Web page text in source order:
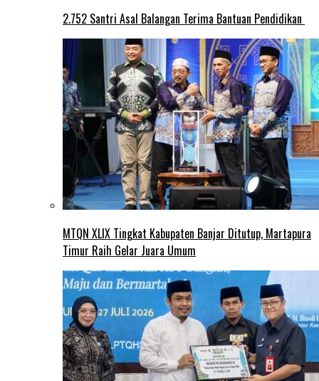
2.752 Santri Asal Balangan Terima Bantuan Pendidikan
MTQN XLIX Tingkat Kabupaten Banjar Ditutup, Martapura
Timur Raih Gelar Juara Umum